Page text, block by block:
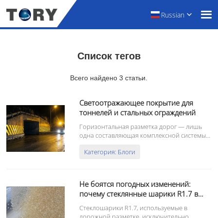
Russian
Список тегов
Всего найдено 3 статьи.
Светоотражающее покрытие для
тоннелей и стальных ограждений
Горизонтальная разметка дорог — лишь
одна составляющая комплексной системы
Вертикальные конструкции, такие как
представляют огромный риск
столкновений, особенно в...
Категория: Блоги
Не боятся погодных изменений:
почему стеклянные шарики R1.7 в
дорожной разметке хорошо
работают в неблагоприятных
Стеклошарики R1.7, используемые в